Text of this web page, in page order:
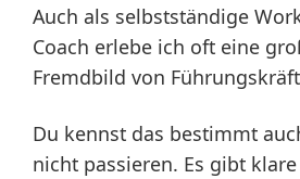
Auch als selbstständige
Coach erlebe ich oft eine
Fremdbild von
Du kennst das bestimmt
nicht passieren. Es gibt